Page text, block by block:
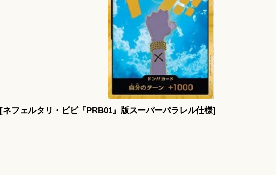
[ネフェルタリ・ビビ『PRB01』版スーパーパラレル仕様]